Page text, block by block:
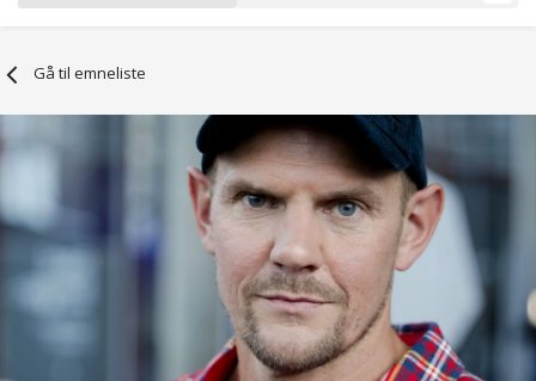
Gå til emneliste